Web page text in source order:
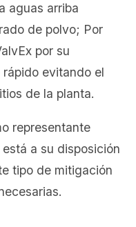
aguas arriba
de polvo; Por
por su
evitando el
de la planta.
representante
a su disposición
tipo de mitigación